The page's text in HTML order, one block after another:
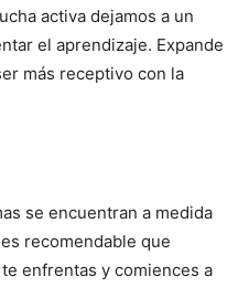
activa dejamos a un
el aprendizaje. Expande
más receptivo con la
se encuentran a medida
recomendable que
enfrentas y comiences a